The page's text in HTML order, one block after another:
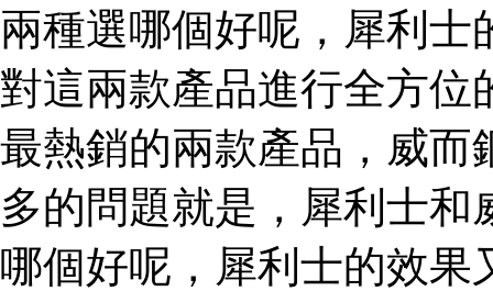
兩種選哪個好呢，犀利士
對這兩款產品進行全方位
最熱銷的兩款產品，威而
多的問題就是，犀利士
哪個好呢，犀利士的效果